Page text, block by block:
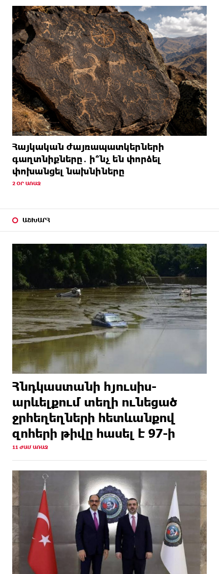
Հայկական ժայռապատկերների
գաղտնիքները․ ի՞նչ են փորձել
փոխանցել նախնիները
2 ՕՐ ԱՌԱՋ
ԱՇԽԱՐՀ
Հնդկաստանի հյուսիս-
արևելքում տեղի ունեցած
ջրհեղեղների հետևանքով
զոհերի թիվը հասել է 97-ի
11 ԺԱՄ ԱՌԱՋ